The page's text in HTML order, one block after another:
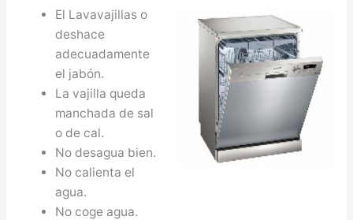
El Lavavajillas o
deshace
adecuadamente
el jabón.
La vajilla queda
manchada de sal
o de cal.
No desagua bien.
No calienta el
agua.
No coge agua.